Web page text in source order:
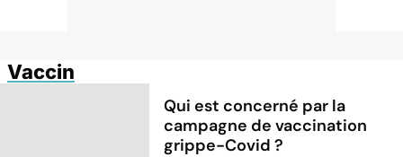
Vaccin
Qui est concerné par la
campagne de vaccination
grippe-Covid ?